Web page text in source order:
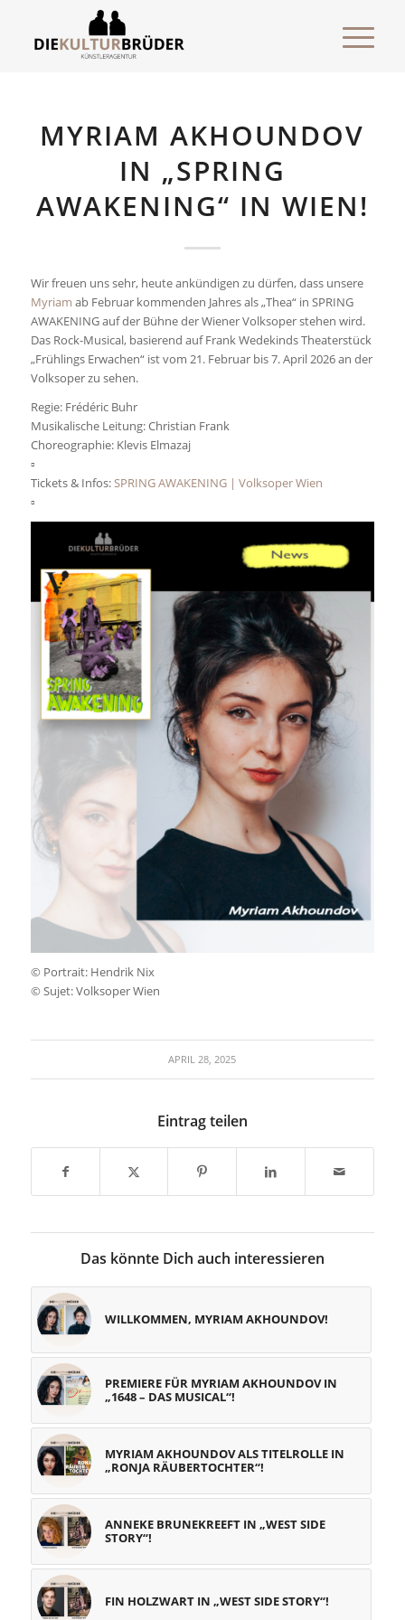
MYRIAM AKHOUNDOV
IN „SPRING
AWAKENING“ IN WIEN!
Wir freuen uns sehr, heute ankündigen zu dürfen, dass unsere
Myriam ab Februar kommenden Jahres als „Thea“ in SPRING
AWAKENING auf der Bühne der Wiener Volksoper stehen wird.
Das Rock-Musical, basierend auf Frank Wedekinds Theaterstück
„Frühlings Erwachen“ ist vom 21. Februar bis 7. April 2026 an der
Volksoper zu sehen.
Regie: Frédéric Buhr
Musikalische Leitung: Christian Frank
Choreographie: Klevis Elmazaj
▫️
Tickets & Infos:SPRING AWAKENING | Volksoper Wien
▫️
© Portrait: Hendrik Nix
© Sujet: Volksoper Wien
APRIL 28, 2025
Eintrag teilen
Das könnte Dich auch interessieren
WILLKOMMEN, MYRIAM AKHOUNDOV!
PREMIERE FÜR MYRIAM AKHOUNDOV IN
„1648 – DAS MUSICAL“!
MYRIAM AKHOUNDOV ALS TITELROLLE IN
„RONJA RÄUBERTOCHTER“!
ANNEKE BRUNEKREEFT IN „WEST SIDE
STORY“!
FIN HOLZWART IN „WEST SIDE STORY“!